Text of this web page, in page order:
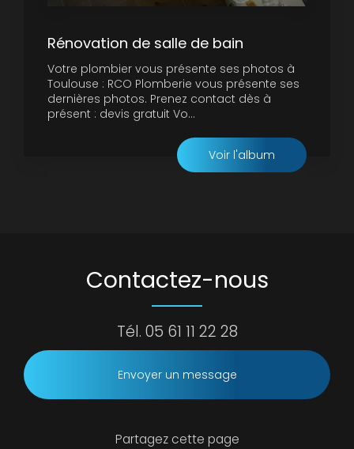
Rénovation de salle de bain
Votre plombier vous présente ses photos à
Toulouse : RCO Plomberie vous présente ses
dernières photos. Prenez contact dès à
présent : devis gratuit Vo...
Voir l'album
Contactez-nous
Tél. 05 61 11 22 28
Envoyer un message
Partagez cette page